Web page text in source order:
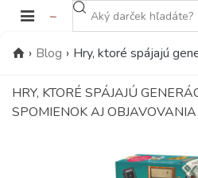
› Blog › Hry, ktoré spájajú
HRY, KTORÉ SPÁJAJÚ
SPOMIENOK AJ OBJAVOVANIA